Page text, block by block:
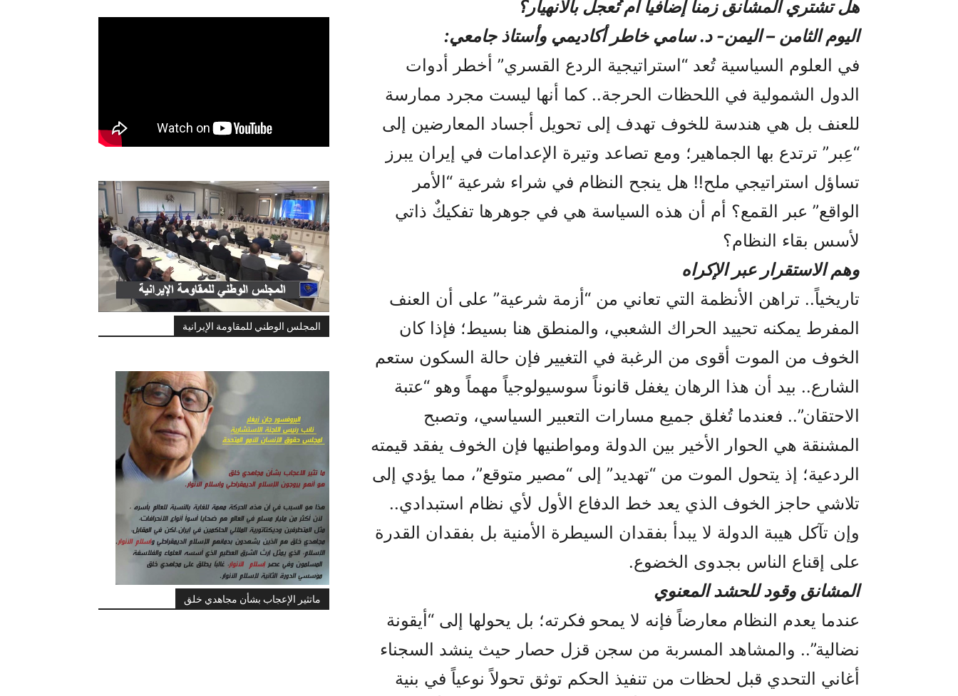
المجلس الوطني للمقاومة الإيرانية
ماتثير الإعجاب بشأن مجاهدي خلق
هل تشتري المشانق زمناً إضافياً أم تُعجل بالانهيار؟
اليوم الثامن – اليمن- د. سامي خاطر أكاديمي وأستاذ جامعي:
في العلوم السياسية تُعد “استراتيجية الردع القسري” أخطر أدوات
الدول الشمولية في اللحظات الحرجة.. كما أنها ليست مجرد ممارسة
للعنف بل هي هندسة للخوف تهدف إلى تحويل أجساد المعارضين إلى
“عِبر” ترتدع بها الجماهير؛ ومع تصاعد وتيرة الإعدامات في إيران يبرز
تساؤل استراتيجي ملح!! هل ينجح النظام في شراء شرعية “الأمر
الواقع” عبر القمع؟ أم أن هذه السياسة هي في جوهرها تفكيكٌ ذاتي
لأسس بقاء النظام؟
وهم الاستقرار عبر الإكراه
تاريخياً.. تراهن الأنظمة التي تعاني من “أزمة شرعية” على أن العنف
المفرط يمكنه تحييد الحراك الشعبي، والمنطق هنا بسيط؛ فإذا كان
الخوف من الموت أقوى من الرغبة في التغيير فإن حالة السكون ستعم
الشارع.. بيد أن هذا الرهان يغفل قانوناً سوسيولوجياً مهماً وهو “عتبة
الاحتقان”.. فعندما تُغلق جميع مسارات التعبير السياسي، وتصبح
المشنقة هي الحوار الأخير بين الدولة ومواطنيها فإن الخوف يفقد قيمته
الردعية؛ إذ يتحول الموت من “تهديد” إلى “مصير متوقع”، مما يؤدي إلى
تلاشي حاجز الخوف الذي يعد خط الدفاع الأول لأي نظام استبدادي..
وإن تآكل هيبة الدولة لا يبدأ بفقدان السيطرة الأمنية بل بفقدان القدرة
على إقناع الناس بجدوى الخضوع.
المشانق وقود للحشد المعنوي
عندما يعدم النظام معارضاً فإنه لا يمحو فكرته؛ بل يحولها إلى “أيقونة
نضالية”.. والمشاهد المسربة من سجن قزل حصار حيث ينشد السجناء
أغاني التحدي قبل لحظات من تنفيذ الحكم توثق تحولاً نوعياً في بنية